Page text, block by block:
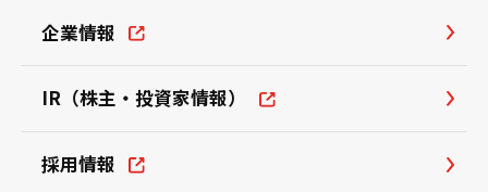
企業情報
IR（株主・投資家情報）
採用情報